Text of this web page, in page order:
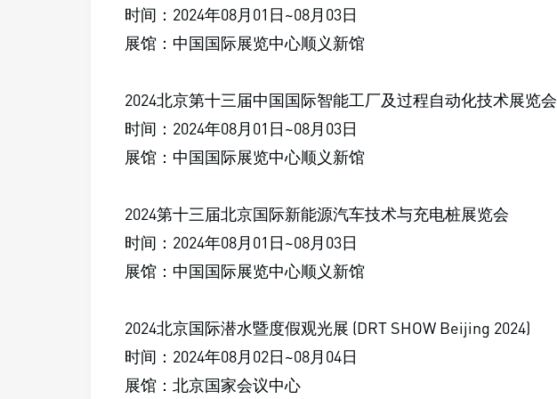
时间：2024年08月01日~08月03日
展馆：中国国际展览中心顺义新馆
2024北京第十三届中国国际智能工厂及过程自动化技术展览会
时间：2024年08月01日~08月03日
展馆：中国国际展览中心顺义新馆
2024第十三届北京国际新能源汽车技术与充电桩展览会
时间：2024年08月01日~08月03日
展馆：中国国际展览中心顺义新馆
2024北京国际潜水暨度假观光展 (DRT SHOW Beijing 2024)
时间：2024年08月02日~08月04日
展馆：北京国家会议中心